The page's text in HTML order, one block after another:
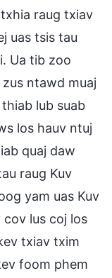
raug txiav
uas tsis tau
Ua tib zoo
ntawd muaj
lub suab
los hauv ntuj
quaj daw
raug Kuv
yam uas Kuv
cov lus coj los
txiav txim
foom phem